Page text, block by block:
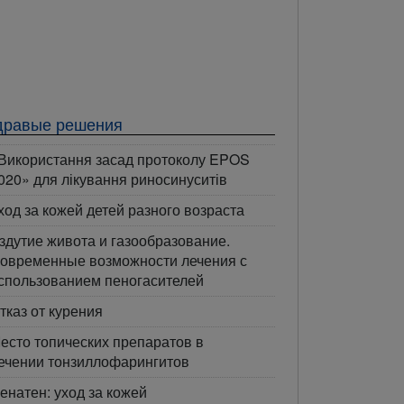
решения
засад протоколу EPOS
для лікування риносинуситів
за кожей детей разного возраста
живота и газообразование.
возможности лечения с
пеногасителей
от курения
топических препаратов в
тонзиллофарингитов
уход за кожей